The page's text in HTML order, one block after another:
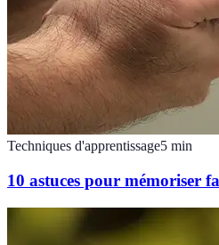
Techniques d'apprentissage5 min
10 astuces pour mémoriser